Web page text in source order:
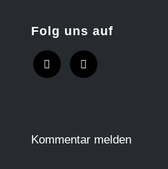
Folg uns auf
Kommentar melden